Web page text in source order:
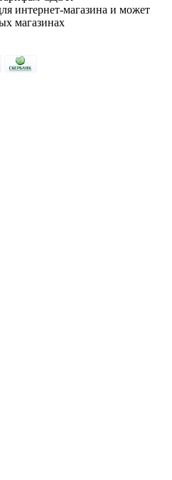
интернет-магазина и может
магазинах